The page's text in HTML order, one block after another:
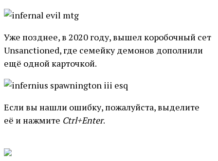
Уже позднее, в 2020 году, вышел коробочный сет
Unsanctioned, где семейку демонов дополнили
ещё одной карточкой.
Если вы нашли ошибку, пожалуйста, выделите
её и нажмите Ctrl+Enter.